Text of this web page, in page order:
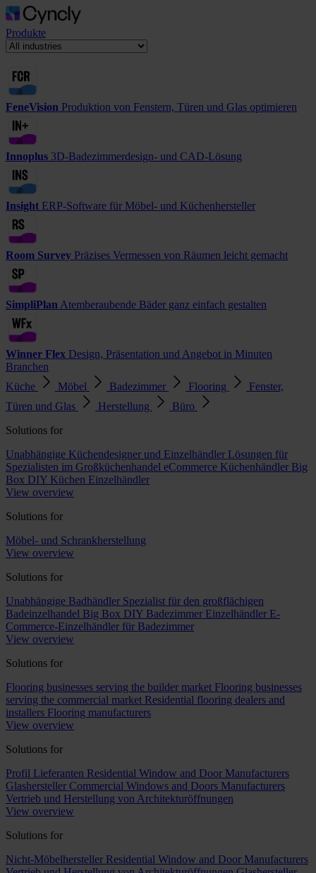
Produkte
FeneVision Produktion von Fenstern, Türen und Glas optimieren
Innoplus 3D-Badezimmerdesign- und CAD-Lösung
Insight ERP-Software für Möbel- und Küchenhersteller
Room Survey Präzises Vermessen von Räumen leicht gemacht
SimpliPlan Atemberaubende Bäder ganz einfach gestalten
Winner Flex Design, Präsentation und Angebot in Minuten
Branchen
Küche
Möbel Badezimmer Flooring
Fenster,
Türen und Glas
Herstellung
Büro
Solutions for
Unabhängige Küchendesigner und Einzelhändler Lösungen für
Spezialisten im Großküchenhandel eCommerce Küchenhändler Big
Box DIY Küchen Einzelhändler
View overview
Solutions for
Möbel- und Schrankherstellung
View overview
Solutions for
Unabhängige Badhändler Spezialist für den großflächigen
Badeinzelhandel Big Box DIY Badezimmer Einzelhändler E-
Commerce-Einzelhändler für Badezimmer
View overview
Solutions for
Flooring businesses serving the builder market Flooring businesses
serving the commercial market Residential flooring dealers and
installers Flooring manufacturers
View overview
Solutions for
Profil Lieferanten Residential Window and Door Manufacturers
Glashersteller Commercial Windows and Doors Manufacturers
Vertrieb und Herstellung von Architekturöffnungen
View overview
Solutions for
Nicht-Möbelhersteller Residential Window and Door Manufacturers